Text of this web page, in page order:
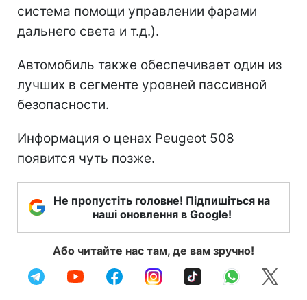
система помощи управлении фарами
дальнего света и т.д.).
Автомобиль также обеспечивает один из
лучших в сегменте уровней пассивной
безопасности.
Информация о ценах Peugeot 508
появится чуть позже.
Не пропустіть головне! Підпишіться на
наші оновлення в Google!
Або читайте нас там, де вам зручно!